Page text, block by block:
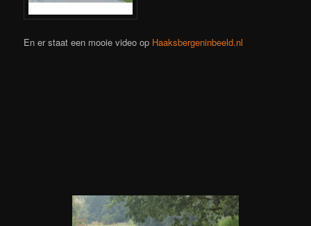
En er staat een mooie video op Haaksbergeninbeeld.nl